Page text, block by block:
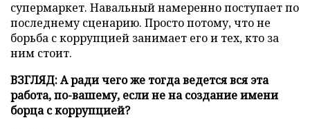
супермаркет. Навальный намеренно поступает по
последнему сценарию. Просто потому, что не
борьба с коррупцией занимает его и тех, кто за
ним стоит.
ВЗГЛЯД: А ради чего же тогда ведется вся эта
работа, по-вашему, если не на создание имени
борца с коррупцией?